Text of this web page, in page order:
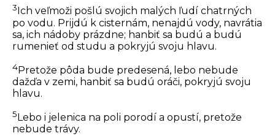
3 Ich veľmoži pošlú svojich malých ľudí chatrných
po vodu. Prijdú k cisternám, nenajdú vody, navrátia
sa, ich nádoby prázdne; hanbiť sa budú a budú
rumenieť od studu a pokryjú svoju hlavu.
4Pretože pôda bude predesená, lebo nebude
dažďa v zemi, hanbiť sa budú oráči, pokryjú svoju
hlavu.
5 Lebo i jelenica na poli porodí a opustí, pretože
nebude trávy.